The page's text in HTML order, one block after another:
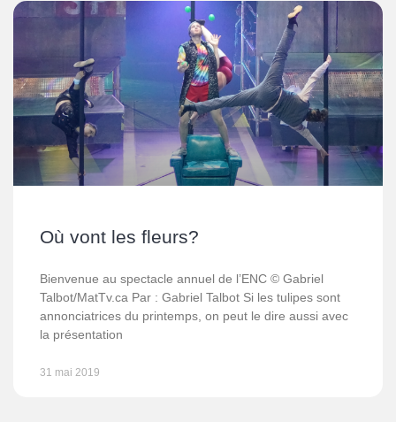
Où vont les fleurs?
Bienvenue au spectacle annuel de l’ENC © Gabriel
Talbot/MatTv.ca Par : Gabriel Talbot Si les tulipes sont
annonciatrices du printemps, on peut le dire aussi avec
la présentation
31 mai 2019